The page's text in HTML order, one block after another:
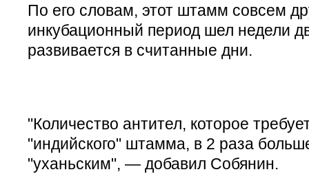
По его словам, этот штамм совсем
инкубационный период шел недели
развивается в считанные дни.
"Количество антител, которое
"индийского" штамма, в 2 раза
"уханьским", — добавил Собянин.